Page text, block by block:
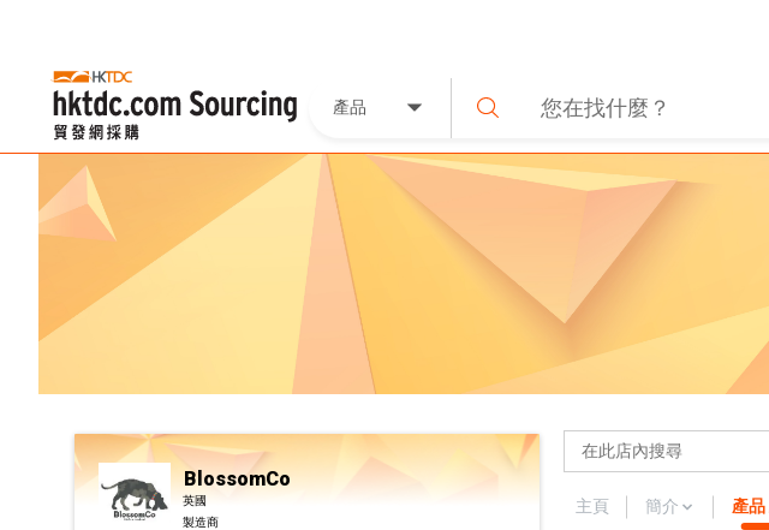
產品
BlossomCo
英國
製造商
主頁 簡介 產